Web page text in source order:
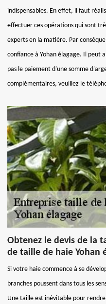
indispensables. En effet, il faut
effectuer ces opérations qui sont
experts en la matière. Par
confiance à Yohan élagage. Il peut
pas le paiement d'une somme
complémentaires, veuillez le
Obtenez le devis de la
de taille de haie Yohan
Si votre haie commence à se
branches poussent dans tous les
Une taille est inévitable pour